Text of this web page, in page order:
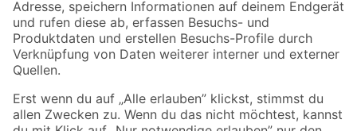
Zahlungsarten Versandarten
Sicher einkaufen